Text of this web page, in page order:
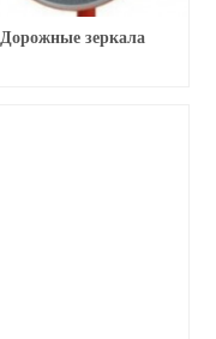
Дорожные зеркала